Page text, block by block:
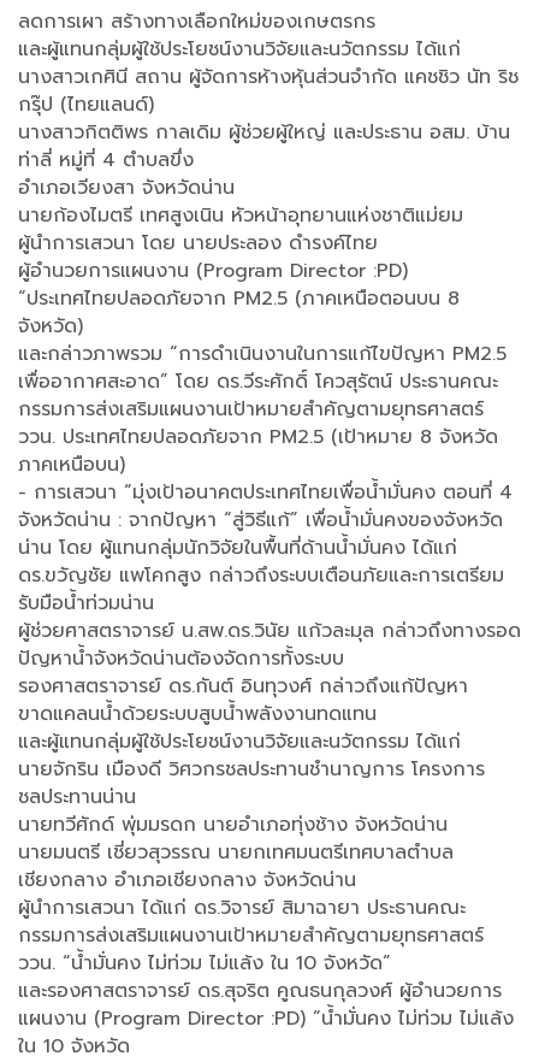
ลดการเผา สร้างทางเลือกใหม่ของเกษตรกร
และผู้แทนกลุ่มผู้ใช้ประโยชน์งานวิจัยและนวัตกรรม ได้แก่
นางสาวเกศินี สถาน ผู้จัดการห้างหุ้นส่วนจำกัด แคชชิว นัท ริช
กรุ๊ป (ไทยแลนด์)
นางสาวกิตติพร กาลเดิม ผู้ช่วยผู้ใหญ่ และประธาน อสม. บ้าน
ท่าลี่ หมู่ที่ 4 ตำบลขึ่ง
อำเภอเวียงสา จังหวัดน่าน
นายก้องไมตรี เทศสูงเนิน หัวหน้าอุทยานแห่งชาติแม่ยม
ผู้นำการเสวนา โดย นายประลอง ดำรงค์ไทย
ผู้อำนวยการแผนงาน (Program Director :PD)
“ประเทศไทยปลอดภัยจาก PM2.5 (ภาคเหนือตอนบน 8
จังหวัด)
และกล่าวภาพรวม “การดำเนินงานในการแก้ไขปัญหา PM2.5
เพื่ออากาศสะอาด” โดย ดร.วีระศักดิ์ โควสุรัตน์ ประธานคณะ
กรรมการส่งเสริมแผนงานเป้าหมายสำคัญตามยุทธศาสตร์
ววน. ประเทศไทยปลอดภัยจาก PM2.5 (เป้าหมาย 8 จังหวัด
ภาคเหนือบน)
- การเสวนา “มุ่งเป้าอนาคตประเทศไทยเพื่อน้ำมั่นคง ตอนที่ 4
จังหวัดน่าน : จากปัญหา “สู่วิธีแก้” เพื่อน้ำมั่นคงของจังหวัด
น่าน โดย ผู้แทนกลุ่มนักวิจัยในพื้นที่ด้านน้ำมั่นคง ได้แก่
ดร.ขวัญชัย แพโคกสูง กล่าวถึงระบบเตือนภัยและการเตรียม
รับมือน้ำท่วมน่าน
ผู้ช่วยศาสตราจารย์ น.สพ.ดร.วินัย แก้วละมุล กล่าวถึงทางรอด
ปัญหาน้ำจังหวัดน่านต้องจัดการทั้งระบบ
รองศาสตราจารย์ ดร.กันต์ อินทุวงศ์ กล่าวถึงแก้ปัญหา
ขาดแคลนน้ำด้วยระบบสูบน้ำพลังงานทดแทน
และผู้แทนกลุ่มผู้ใช้ประโยชน์งานวิจัยและนวัตกรรม ได้แก่
นายจักริน เมืองดี วิศวกรชลประทานชำนาญการ โครงการ
ชลประทานน่าน
นายทวีศักด์ พุ่มมรดก นายอำเภอทุ่งช้าง จังหวัดน่าน
นายมนตรี เชี่ยวสุวรรณ นายกเทศมนตรีเทศบาลตำบล
เชียงกลาง อำเภอเชียงกลาง จังหวัดน่าน
ผู้นำการเสวนา ได้แก่ ดร.วิจารย์ สิมาฉายา ประธานคณะ
กรรมการส่งเสริมแผนงานเป้าหมายสำคัญตามยุทธศาสตร์
ววน. “น้ำมั่นคง ไม่ท่วม ไม่แล้ง ใน 10 จังหวัด”
และรองศาสตราจารย์ ดร.สุจริต คูณธนกุลวงศ์ ผู้อำนวยการ
แผนงาน (Program Director :PD) “น้ำมั่นคง ไม่ท่วม ไม่แล้ง
ใน 10 จังหวัด